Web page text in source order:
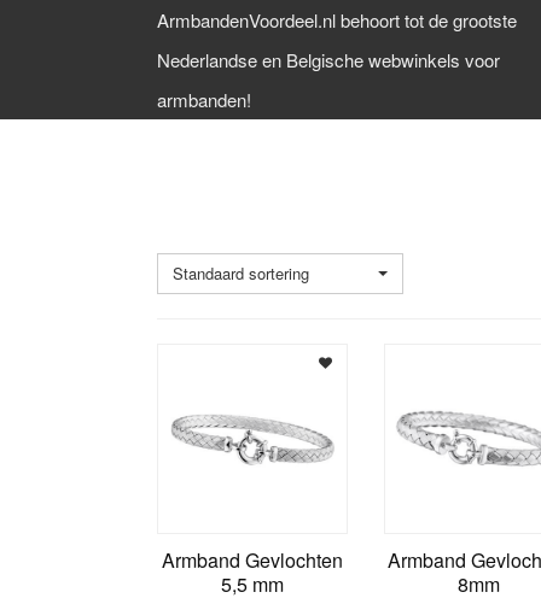
ArmbandenVoordeel.nl behoort tot de grootste
Nederlandse en Belgische webwinkels voor
armbanden!
Standaard sortering
Armband Gevlochten
5,5 mm
Armband
8mm